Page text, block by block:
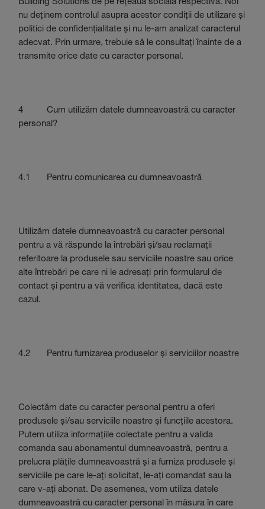
nu deținem controlul asupra acestor condiții de utilizare și
politici de confidențialitate și nu le-am analizat caracterul
adecvat. Prin urmare, trebuie să le consultați înainte de a
transmite orice date cu caracter personal.
4 Cum utilizăm datele dumneavoastră cu caracter
personal?
4.1 Pentru comunicarea cu dumneavoastră
Utilizăm datele dumneavoastră cu caracter personal
pentru a vă răspunde la întrebări și/sau reclamații
referitoare la produsele sau serviciile noastre sau orice
alte întrebări pe care ni le adresați prin formularul de
contact și pentru a vă verifica identitatea, dacă este
cazul.
4.2 Pentru furnizarea produselor și serviciilor noastre
Colectăm date cu caracter personal pentru a oferi
produsele și/sau serviciile noastre și funcțiile acestora.
Putem utiliza informațiile colectate pentru a valida
comanda sau abonamentul dumneavoastră, pentru a
prelucra plățile dumneavoastră și a furniza produsele și
serviciile pe care le-ați solicitat, le-ați comandat sau la
care v-ați abonat. De asemenea, vom utiliza datele
dumneavoastră cu caracter personal în măsura în care